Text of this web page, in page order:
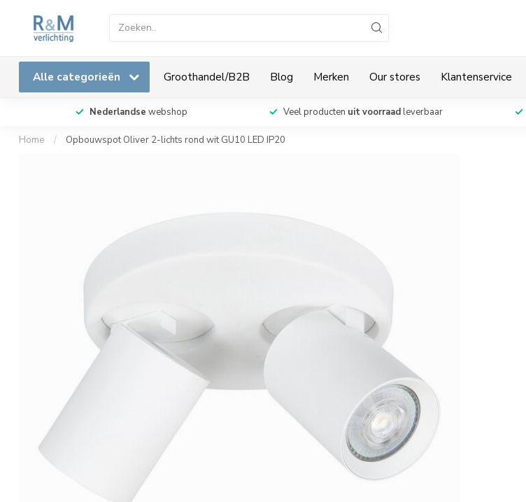
Alle categorieën Groothandel/B2B Blog Merken Our stores Klantenservice
Nederlandse webshop Veel producten uit voorraadleverbaar
Home / Opbouwspot Oliver 2-lichts rond wit GU10 LED IP20